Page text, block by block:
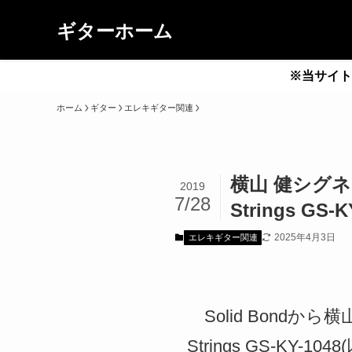
ギターホーム
※当サイト
ホーム ギター エレキギター関連
横山 健シグ
Strings GS-
2019
7/28
エレキギター関連 2025年4月3日
Solid Bondから横
Strings GS-KY-